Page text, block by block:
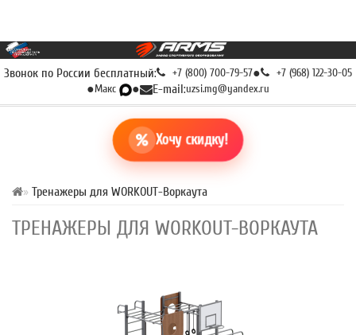
Звонок по России бесплатный: +7 (800) 700-79-57● +7 (968) 122-30-05
●Макс ● E-mail:uzsi.mg@yandex.ru
Хочу скидку!
Тренажеры для WORKOUT-Воркаута
ТРЕНАЖЕРЫ ДЛЯ WORKOUT-ВОРКАУТА